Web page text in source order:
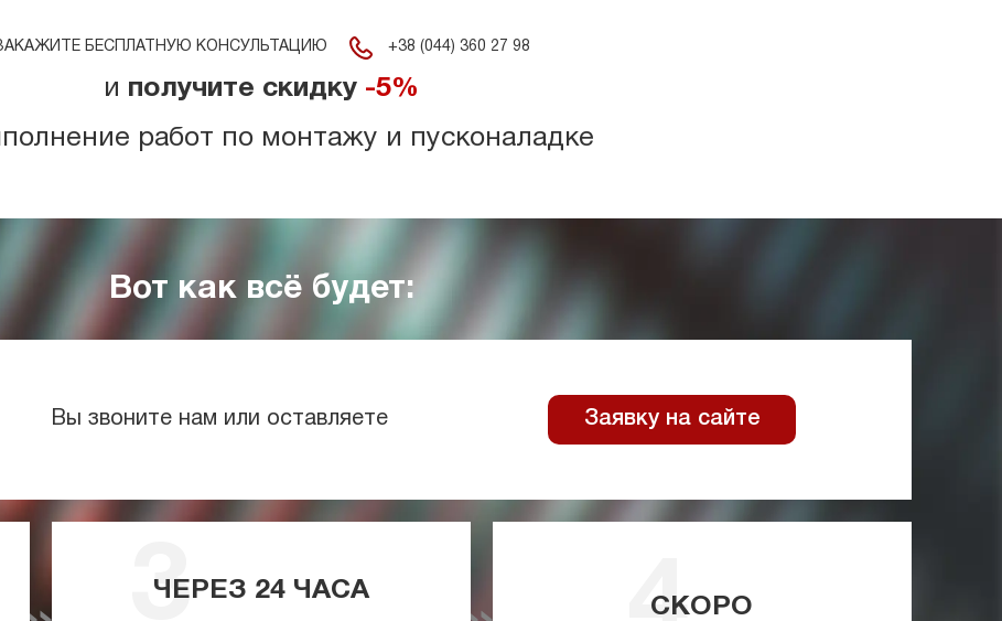
БЕСПЛАТНУЮ КОНСУЛЬТАЦИЮ +38 (044) 360 27 98
и получите скидку -5%
работ по монтажу и пусконаладке
Вот как всё будет:
Вы звоните нам или оставляете Заявку на сайте
ЧЕРЕЗ 24ЧАСА
СКОРО